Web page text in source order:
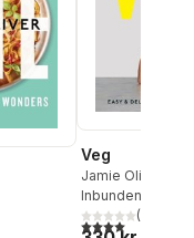
Veg
Jamie Oliver
Inbunden
4,0utav 5(